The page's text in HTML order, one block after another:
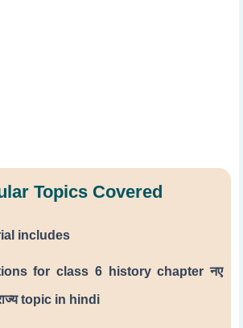
Topics Covered
includes
for class 6 history chapter नए
topic in hindi